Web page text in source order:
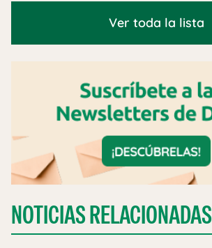
Ver toda la lista
NOTICIAS RELACIONADAS